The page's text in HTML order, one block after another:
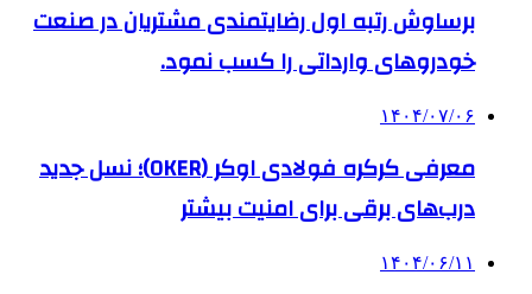
برساوش رتبه اول رضایتمندی مشتریان در صنعت
خودروهای وارداتی را کسب نمود.
۱۴۰۴/۰۷/۰۶
معرفی کرکره فولادی اوکر (OKER)؛ نسل جدید
درب‌های برقی برای امنیت بیشتر
۱۴۰۴/۰۶/۱۱